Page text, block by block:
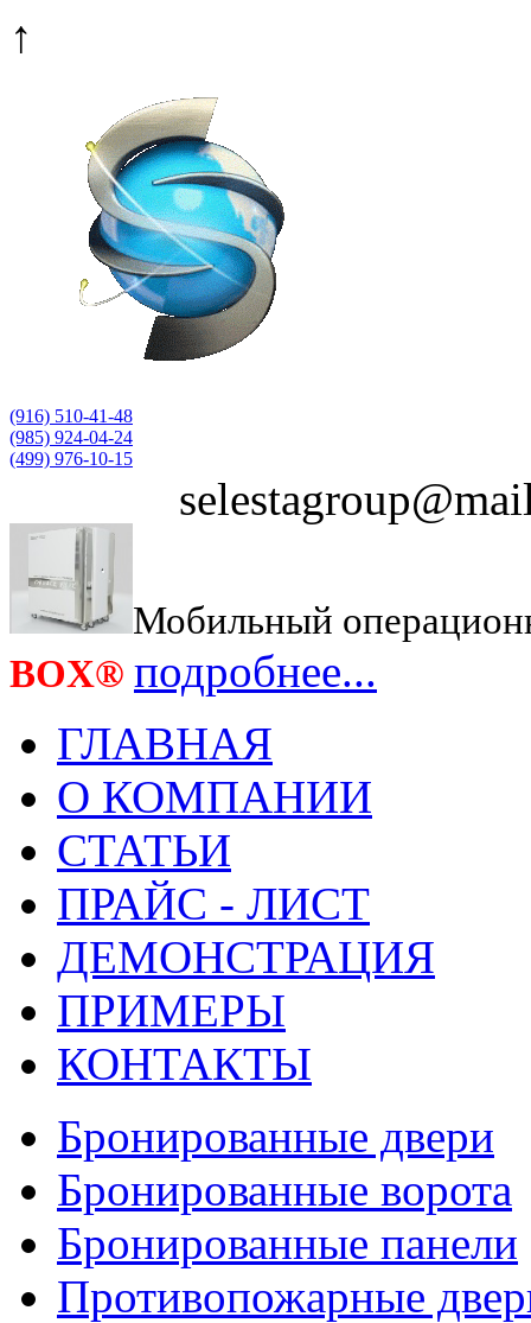
↑
(916) 510-41-48
(985) 924-04-24
(499) 976-10-15
Мобильный
BOX® подробнее...
ГЛАВНАЯ
О КОМПАНИИ
СТАТЬИ
ПРАЙС - ЛИСТ
ДЕМОНСТРАЦИЯ
ПРИМЕРЫ
КОНТАКТЫ
Бронированные двери
Бронированные ворота
Бронированные панели
Противопожарные